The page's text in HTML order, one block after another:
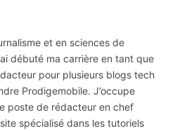
et en sciences de
débuté ma carrière en tant que
pour plusieurs blogs tech
Prodigemobile. J’occupe
poste de rédacteur en chef
spécialisé dans les tutoriels